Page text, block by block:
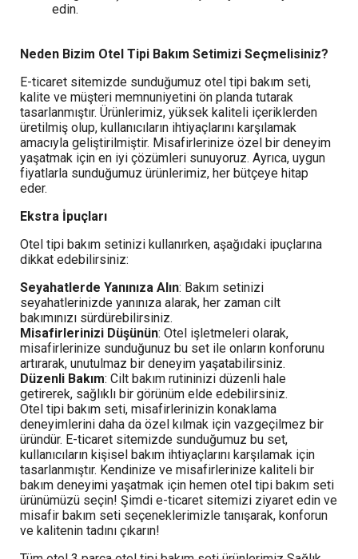
edin.
Neden Bizim Otel Tipi Bakım Setimizi Seçmelisiniz?
E-ticaret sitemizde sunduğumuz otel tipi bakım seti,
kalite ve müşteri memnuniyetini ön planda tutarak
tasarlanmıştır. Ürünlerimiz, yüksek kaliteli içeriklerden
üretilmiş olup, kullanıcıların ihtiyaçlarını karşılamak
amacıyla geliştirilmiştir. Misafirlerinize özel bir deneyim
yaşatmak için en iyi çözümleri sunuyoruz. Ayrıca, uygun
fiyatlarla sunduğumuz ürünlerimiz, her bütçeye hitap
eder.
Ekstra İpuçları
Otel tipi bakım setinizi kullanırken, aşağıdaki ipuçlarına
dikkat edebilirsiniz:
Seyahatlerde Yanınıza Alın: Bakım setinizi
seyahatlerinizde yanınıza alarak, her zaman cilt
bakımınızı sürdürebilirsiniz.
Misafirlerinizi Düşünün: Otel işletmeleri olarak,
misafirlerinize sunduğunuz bu set ile onların konforunu
artırarak, unutulmaz bir deneyim yaşatabilirsiniz.
Düzenli Bakım: Cilt bakım rutininizi düzenli hale
getirerek, sağlıklı bir görünüm elde edebilirsiniz.
Otel tipi bakım seti, misafirlerinizin konaklama
deneyimlerini daha da özel kılmak için vazgeçilmez bir
üründür. E-ticaret sitemizde sunduğumuz bu set,
kullanıcıların kişisel bakım ihtiyaçlarını karşılamak için
tasarlanmıştır. Kendinize ve misafirlerinize kaliteli bir
bakım deneyimi yaşatmak için hemen otel tipi bakım seti
ürünümüzü seçin! Şimdi e-ticaret sitemizi ziyaret edin ve
misafir bakım seti seçeneklerimizle tanışarak, konforun
ve kalitenin tadını çıkarın!